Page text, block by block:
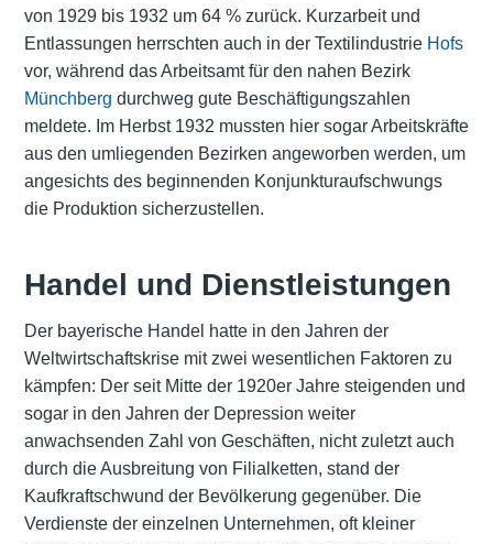
von 1929 bis 1932 um 64 % zurück. Kurzarbeit und
Entlassungen herrschten auch in der Textilindustrie Hofs
vor, während das Arbeitsamt für den nahen Bezirk
Münchberg durchweg gute Beschäftigungszahlen
meldete. Im Herbst 1932 mussten hier sogar Arbeitskräfte
aus den umliegenden Bezirken angeworben werden, um
angesichts des beginnenden Konjunkturaufschwungs
die Produktion sicherzustellen.
Handel und Dienstleistungen
Der bayerische Handel hatte in den Jahren der
Weltwirtschaftskrise mit zwei wesentlichen Faktoren zu
kämpfen: Der seit Mitte der 1920er Jahre steigenden und
sogar in den Jahren der Depression weiter
anwachsenden Zahl von Geschäften, nicht zuletzt auch
durch die Ausbreitung von Filialketten, stand der
Kaufkraftschwund der Bevölkerung gegenüber. Die
Verdienste der einzelnen Unternehmen, oft kleiner